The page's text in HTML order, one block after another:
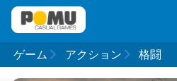
ゲーム アクション 格闘